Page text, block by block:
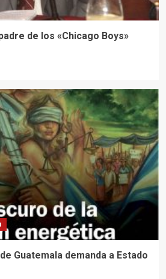
de los «Chicago Boys»
Guatemala demanda a Estado